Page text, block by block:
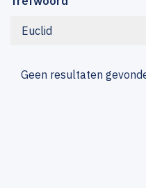
Euclid
Geen resultaten